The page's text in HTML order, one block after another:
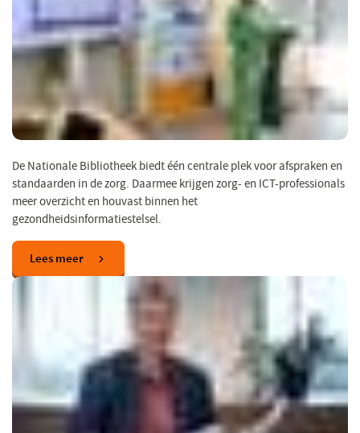
De Nationale Bibliotheek biedt één centrale plek voor afspraken en
standaarden in de zorg. Daarmee krijgen zorg- en ICT-professionals
meer overzicht en houvast binnen het
gezondheidsinformatiestelsel.
Lees meer